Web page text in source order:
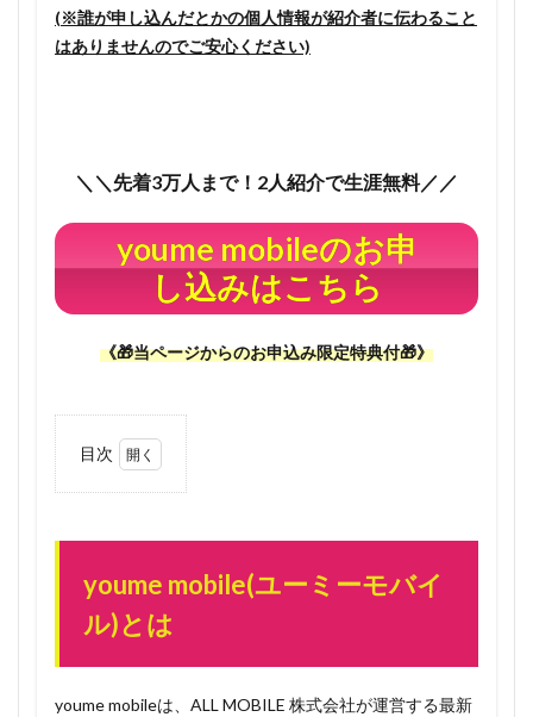
(※誰が申し込んだとかの個人情報が紹介者に伝わること
はありませんのでご安心ください)
＼＼先着3万人まで！2人紹介で生涯無料／／
youme mobileのお申
し込みはこちら
《🎁当ページからのお申込み限定特典付🎁》
目次
0.1
バイル)と
は
0.2
速
youme mobile(ユーミーモバイ
ル)とは
youme mobileは、ALL MOBILE 株式会社が運営する最新